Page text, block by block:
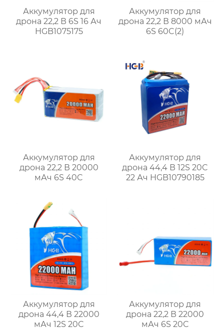
Аккумулятор для
дрона 22,2 В 6S 16 Ач
HGB1075175
Аккумулятор для
дрона 22,2 В 8000 мАч
6S 60C(2)
Аккумулятор для
дрона 22,2 В 20000
мАч 6S 40C
Аккумулятор для
дрона 44,4 В 12S 20C
22 Ач HGB10790185
Аккумулятор для
дрона 44,4 В 22000
мАч 12S 20C
Аккумулятор для
дрона 22,2 В 22000
мАч 6S 20C